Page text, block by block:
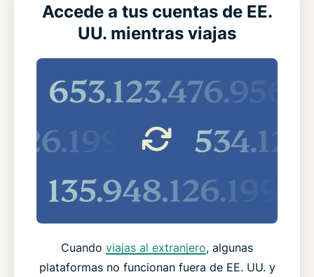
Accede a tus cuentas de EE.
UU. mientras viajas
Cuando viajas al extranjero, algunas
plataformas no funcionan fuera de EE. UU. y